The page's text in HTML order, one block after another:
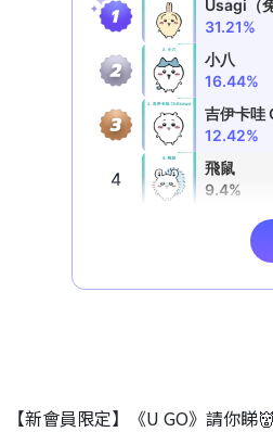
【新會員限定】《U GO》請你